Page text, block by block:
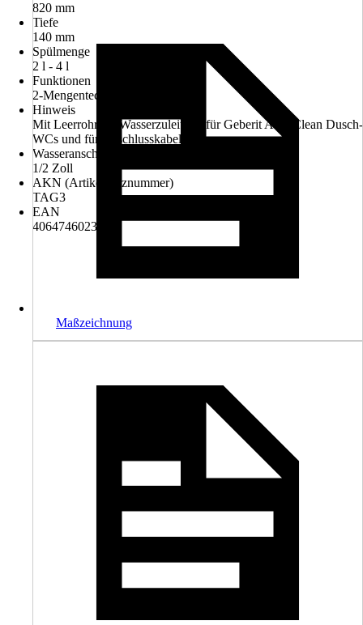
820 mm
Tiefe
140 mm
Spülmenge
2 l - 4 l
Funktionen
2-Mengentechnik
Hinweis
Mit Leerrohr für Wasserzuleitung für Geberit AquaClean Dusch-
WCs und für Anschlusskabel
Wasseranschluss
1/2 Zoll
AKN (Artikelkurznummer)
TAG3
EAN
4064746023897
Maßzeichnung